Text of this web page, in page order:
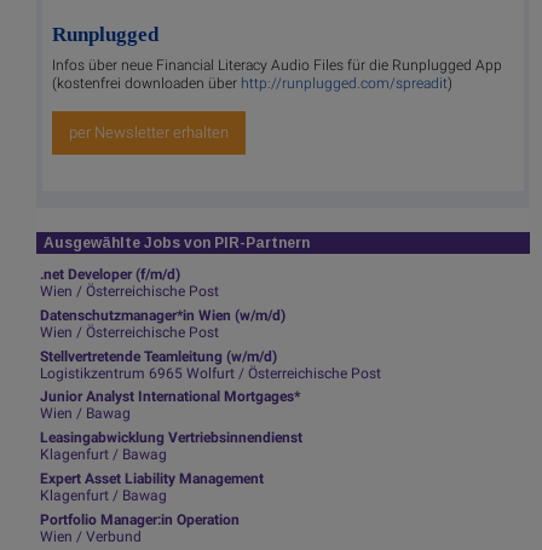
Runplugged
Infos über neue Financial Literacy Audio Files für die Runplugged App
(kostenfrei downloaden über http://runplugged.com/spreadit)
per Newsletter erhalten
Ausgewählte Jobs von PIR-Partnern
.net Developer (f/m/d)
Wien / Österreichische Post
Datenschutzmanager*in Wien (w/m/d)
Wien / Österreichische Post
Stellvertretende Teamleitung (w/m/d)
Logistikzentrum 6965 Wolfurt / Österreichische Post
Junior Analyst International Mortgages*
Wien / Bawag
Leasingabwicklung Vertriebsinnendienst
Klagenfurt / Bawag
Expert Asset Liability Management
Klagenfurt / Bawag
Portfolio Manager:in Operation
Wien / Verbund